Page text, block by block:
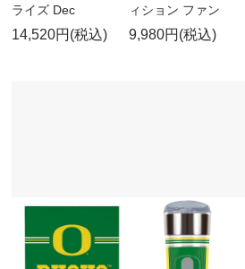
ライズ Dec
14,520円(税込)
ィション ファン
9,980円(税込)